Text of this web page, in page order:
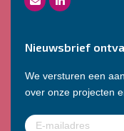
Nieuwsbrief
We versturen een
over onze projecten
E-